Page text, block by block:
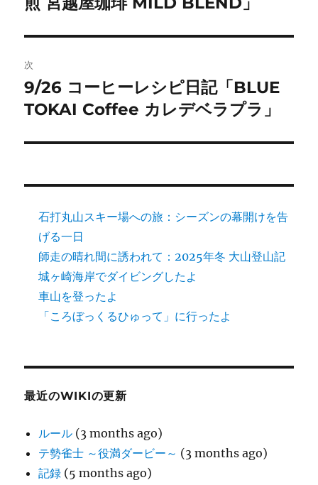
ナ
ビ
ゲ
ー
ン
稿:
次
次
の
稿:
9/26 コーヒーレシピ日記「BLUE
TOKAI Coffee カレデベラプラ」
石打丸山スキー場への旅：シーズンの幕開けを告
げる一日
師走の晴れ間に誘われて：2025年冬 大山登山記
城ヶ崎海岸でダイビングしたよ
車山を登ったよ
「ころぼっくるひゅって」に行ったよ
最近のWIKIの更新
ルール (3 months ago)
テ勢雀士 ～役満ダービー～ (3 months ago)
記録 (5 months ago)